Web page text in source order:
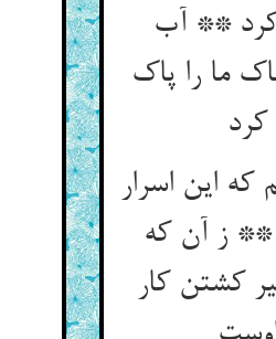
** آب
ما را پاک
کرد
که این اسرار
ز آن که
کشتن کار